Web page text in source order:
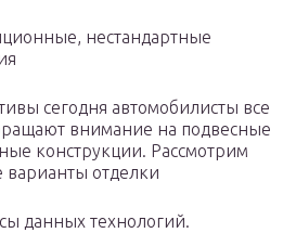
нестандартные
сегодня автомобилисты все
внимание на подвесные
конструкции. Рассмотрим
варианты отделки
данных технологий.